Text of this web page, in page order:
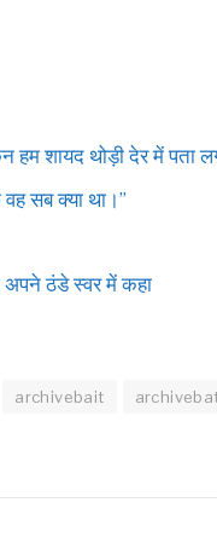
शायद थोड़ी देर में पता
सब क्या था।”
अपने ठंडे स्वर में कहा
archivebait